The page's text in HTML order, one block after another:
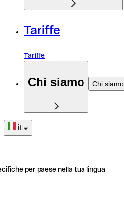
Tariffe
Tariffe
Chi siamo Chi siamo
it
per paese nella tua lingua